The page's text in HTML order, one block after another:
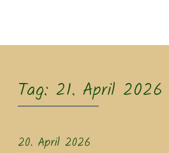
Tag: 21. April 2026
20. April 2026